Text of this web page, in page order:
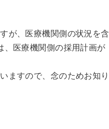
が、医療機関側の状況を含
、医療機関側の採用計画が
ますので、念のためお知り